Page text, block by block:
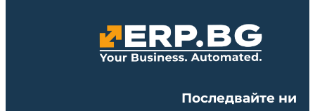
Последвайте ни